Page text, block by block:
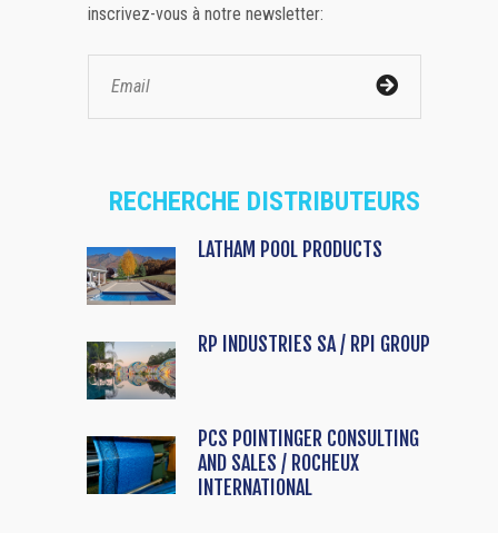
inscrivez-vous à notre newsletter:
RECHERCHE DISTRIBUTEURS
LATHAM POOL PRODUCTS
RP INDUSTRIES SA / RPI GROUP
PCS POINTINGER CONSULTING
AND SALES / ROCHEUX
INTERNATIONAL